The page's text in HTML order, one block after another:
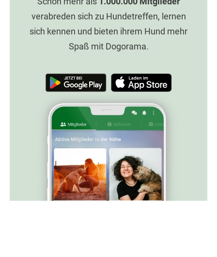
verabreden sich zu Hundetreffen, lernen
sich kennen und bieten ihrem Hund mehr
Spaß mit Dogorama.